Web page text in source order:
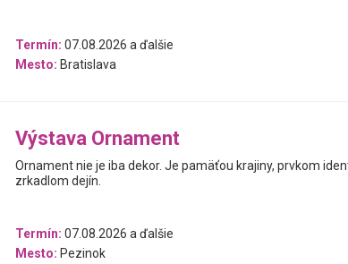
Termín: 07.08.2026 a ďalšie
Mesto: Bratislava
Výstava Ornament
Ornament nie je iba dekor. Je pamäťou krajiny, prvkom
zrkadlom dejín.
Termín: 07.08.2026 a ďalšie
Mesto: Pezinok